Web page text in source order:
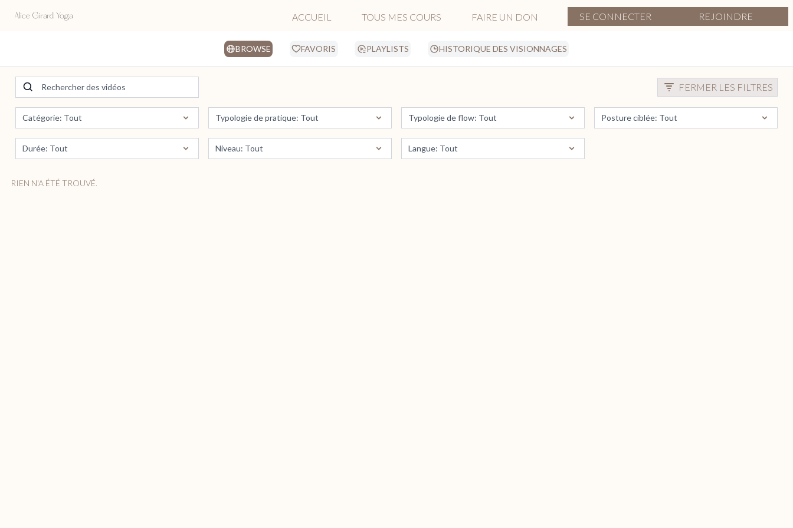
ACCUEIL TOUS MES COURS FAIRE UN DON SE CONNECTER REJOINDRE
BROWSE FAVORIS PLAYLISTS HISTORIQUE DES VISIONNAGES
FERMER LES FILTRES
RIEN N'A ÉTÉ TROUVÉ.